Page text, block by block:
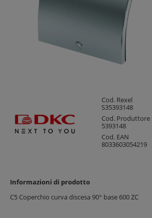
Cod. Rexel
S35393148
Cod. Produttore
5393148
Cod. EAN
8033603054219
Informazioni di prodotto
C5 Coperchio curva discesa 90° base 600 ZC